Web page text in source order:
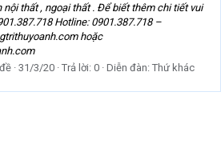
nội thất , ngoại thất . Để biết thêm chi tiết vui
Hotline: 0901.387.718 –
hoặc
31/3/20 Trả lời: 0 Diễn đàn: Thứ khác